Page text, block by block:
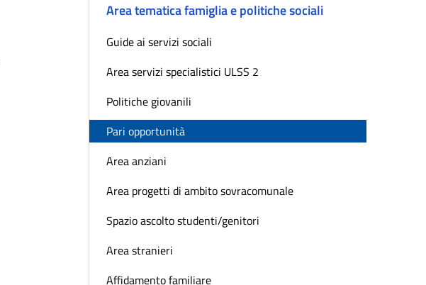
Area tematica famiglia e politiche sociali
Guide ai servizi sociali
Area servizi specialistici ULSS 2
Politiche giovanili
Pari opportunità
Area anziani
Area progetti di ambito sovracomunale
Spazio ascolto studenti/genitori
Area stranieri
Affidamento familiare